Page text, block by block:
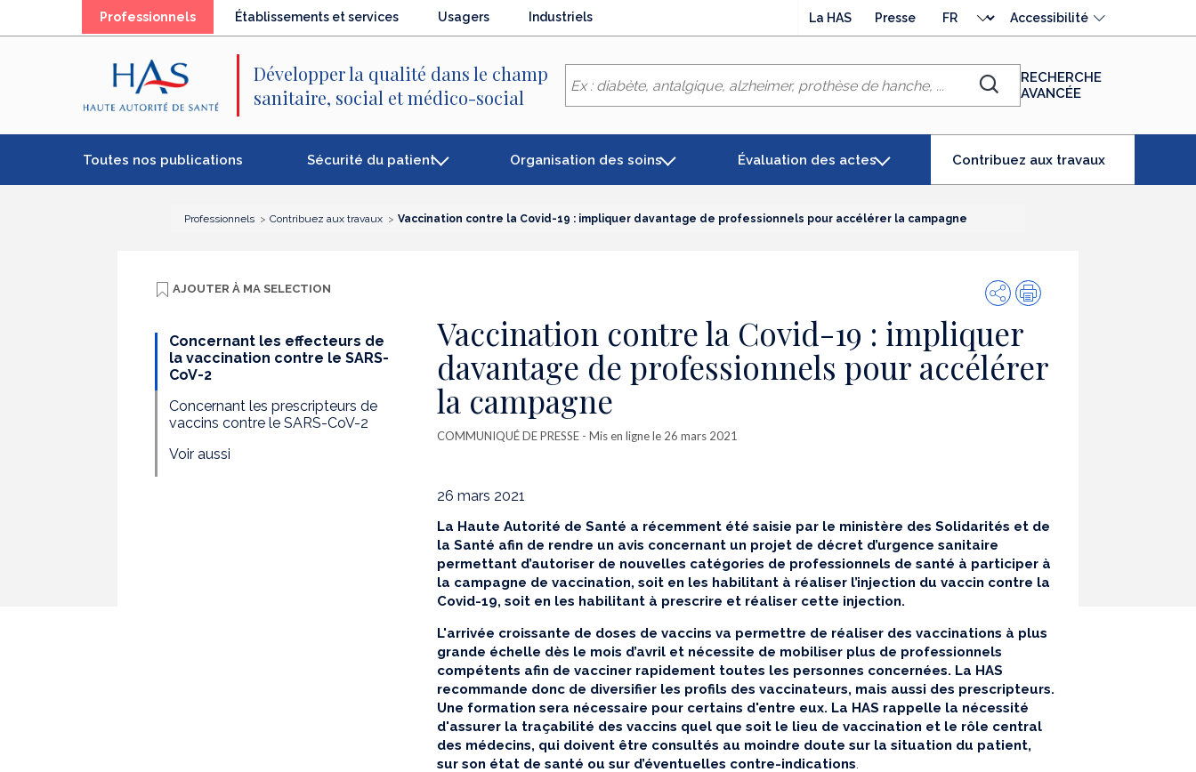
Professionnels(élémentÉtablissements et services Usagers Industriels La HAS Presse
langue
Accessibilité
Développer la qualité dans le champ
sanitaire, social et médico-social
Chercher
RECHERCHE
AVANCÉE
Toutes nos publications Sécurité du patient Organisation des soins Évaluation des actes Contribuez aux travaux(élément
Professionnels Contribuez aux travaux Vaccination contre la Covid-19 : impliquer davantage de professionnels pour accélérer la campagne
AJOUTER À MA SELECTION
Concernant les effecteurs de
la vaccination contre le SARS-
CoV-2
Concernant les prescripteurs de
vaccins contre le SARS-CoV-2
Voir aussi
PartagerImpression
Vaccination contre la Covid-19 : impliquer
davantage de professionnels pour accélérer
la campagne
COMMUNIQUÉ DE PRESSE - Mis en ligne le 26 mars 2021
26 mars 2021
La Haute Autorité de Santé a récemment été saisie par le ministère des Solidarités et de
la Santé afin de rendre un avis concernant un projet de décret d’urgence sanitaire
permettant d’autoriser de nouvelles catégories de professionnels de santé à participer à
la campagne de vaccination, soit en les habilitant à réaliser l’injection du vaccin contre la
Covid-19, soit en les habilitant à prescrire et réaliser cette injection.
L'arrivée croissante de doses de vaccins va permettre de réaliser des vaccinations à plus
grande échelle dès le mois d’avril et nécessite de mobiliser plus de professionnels
compétents afin de vacciner rapidement toutes les personnes concernées. La HAS
recommande donc de diversifier les profils des vaccinateurs, mais aussi des prescripteurs.
Une formation sera nécessaire pour certains d'entre eux. La HAS rappelle la nécessité
d'assurer la traçabilité des vaccins quel que soit le lieu de vaccination et le rôle central
des médecins, qui doivent être consultés au moindre doute sur la situation du patient,
sur son état de santé ou sur d’éventuelles contre-indications.